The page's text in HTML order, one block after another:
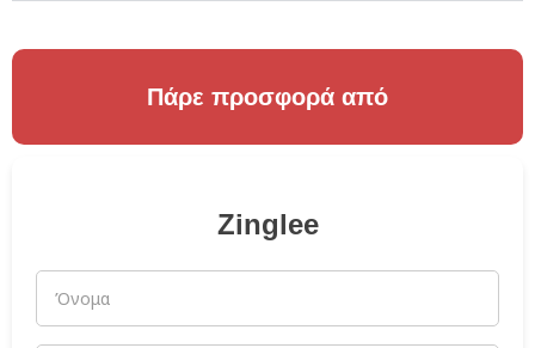
Πάρε προσφορά από
Zinglee